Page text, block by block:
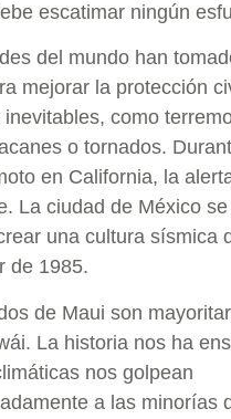
escatimar ningún
del mundo han
mejorar la protección
como
o tornados.
en California, la
La ciudad de México
una cultura sísmica
de 1985.
de Maui son
La historia nos ha
nos golpean
a las minorías